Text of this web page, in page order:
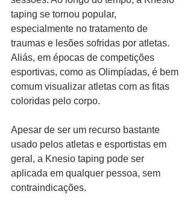
taping se tornou popular,
especialmente no tratamento de
traumas e lesões sofridas por atletas.
Aliás, em épocas de competições
esportivas, como as Olimpíadas, é bem
comum visualizar atletas com as fitas
coloridas pelo corpo.
Apesar de ser um recurso bastante
usado pelos atletas e esportistas em
geral, a Knesio taping pode ser
aplicada em qualquer pessoa, sem
contraindicações.